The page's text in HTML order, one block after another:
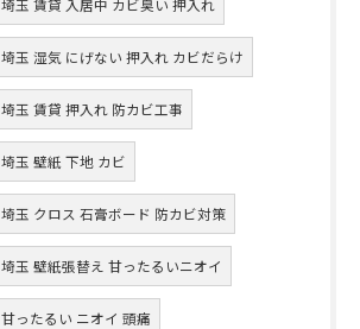
埼玉 賃貸 入居中 カビ臭い 押入れ
埼玉 湿気 にげない 押入れ カビだらけ
埼玉 賃貸 押入れ 防カビ工事
埼玉 壁紙 下地 カビ
埼玉 クロス 石膏ボード 防カビ対策
埼玉 壁紙張替え 甘ったるいニオイ
甘ったるい ニオイ 頭痛